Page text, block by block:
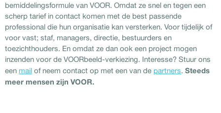
bemiddelingsformule van VOOR. Omdat ze snel en tegen een
scherp tarief in contact komen met de best passende
professional die hun organisatie kan versterken. Voor tijdelijk of
voor vast; staf, managers, directie, bestuurders en
toezichthouders. En omdat ze dan ook een project mogen
inzenden voor de VOORbeeld-verkiezing. Interesse? Stuur ons
een mail of neem contact op met een van de partners. Steeds
meer mensen zijn VOOR.